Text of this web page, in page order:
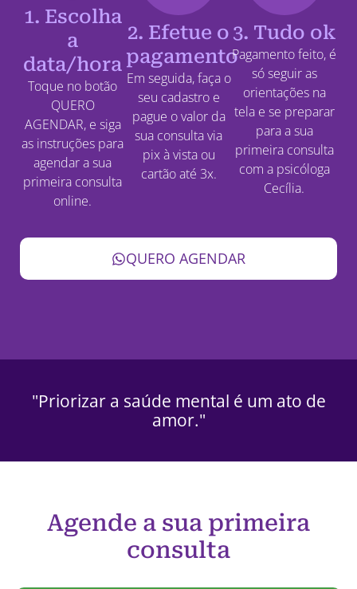
1. Escolha
a
data/hora
Toque no botão
QUERO
AGENDAR, e siga
as instruções para
agendar a sua
primeira consulta
online.
2. Efetue o
pagamento
Em seguida, faça o
seu cadastro e
pague o valor da
sua consulta via
pix à vista ou
cartão até 3x.
3. Tudo ok
Pagamento feito, é
só seguir as
orientações na
tela e se preparar
para a sua
primeira consulta
com a psicóloga
Cecília.
QUERO AGENDAR
"Priorizar a saúde mental é um ato de
amor."
Agende a sua primeira
consulta